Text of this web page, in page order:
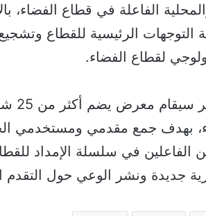
والمحلية الفاعلة في قطاع الفضاء،
الرئيسية للقطاع
لقطاع الفضاء.
بهدف جمع مقدمي ومستخدمي
الفاعلين في سلسلة الإمداد
جديدة ونشر الوعي حول